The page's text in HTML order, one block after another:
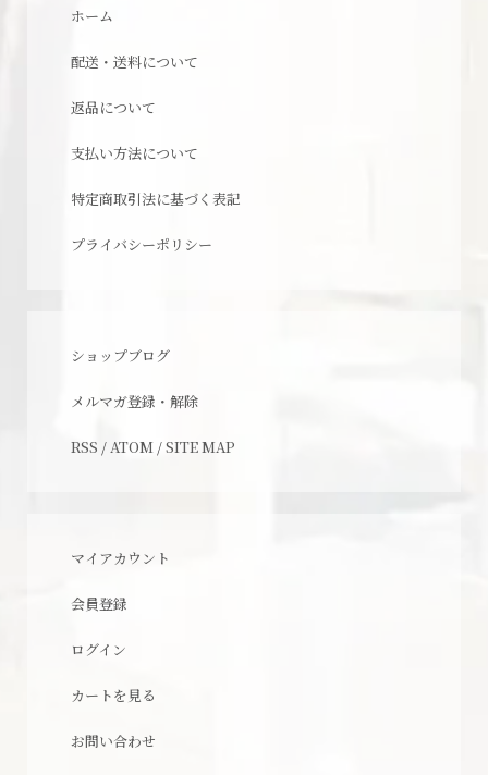
ホーム
配送・送料について
返品について
支払い方法について
特定商取引法に基づく表記
プライバシーポリシー
ショップブログ
メルマガ登録・解除
RSS / ATOM /SITE MAP
マイアカウント
会員登録
ログイン
カートを見る
お問い合わせ